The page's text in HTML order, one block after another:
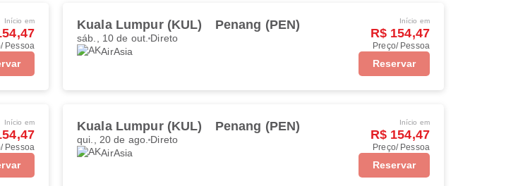
Início em
Pessoa
Kuala Lumpur (KUL) Penang (PEN)
sáb., 10 de out. Direto
AirAsia
Início em
R$ 154,47
Preço/ Pessoa
Reservar
Início em
Pessoa
Kuala Lumpur (KUL) Penang (PEN)
qui., 20 de ago. Direto
AirAsia
Início em
R$ 154,47
Preço/ Pessoa
Reservar